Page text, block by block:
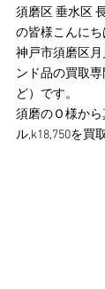
須磨区 垂水区
の皆様こんにち
神戸市須磨区
ンド品の買取
ど）です。
須磨のＯ様か
ル,k18,750を買